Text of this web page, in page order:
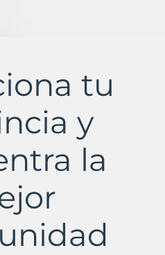
tu
y
la